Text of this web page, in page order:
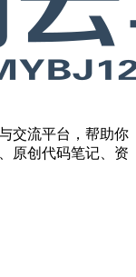
交流平台，帮助你
原创代码笔记、资